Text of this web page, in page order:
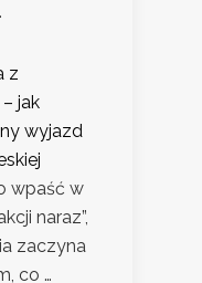
z
jak
wyjazd
wpaść w
naraz”,
zaczyna
co …